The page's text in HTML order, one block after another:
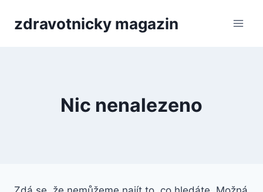
zdravotnicky magazin
Nic nenalezeno